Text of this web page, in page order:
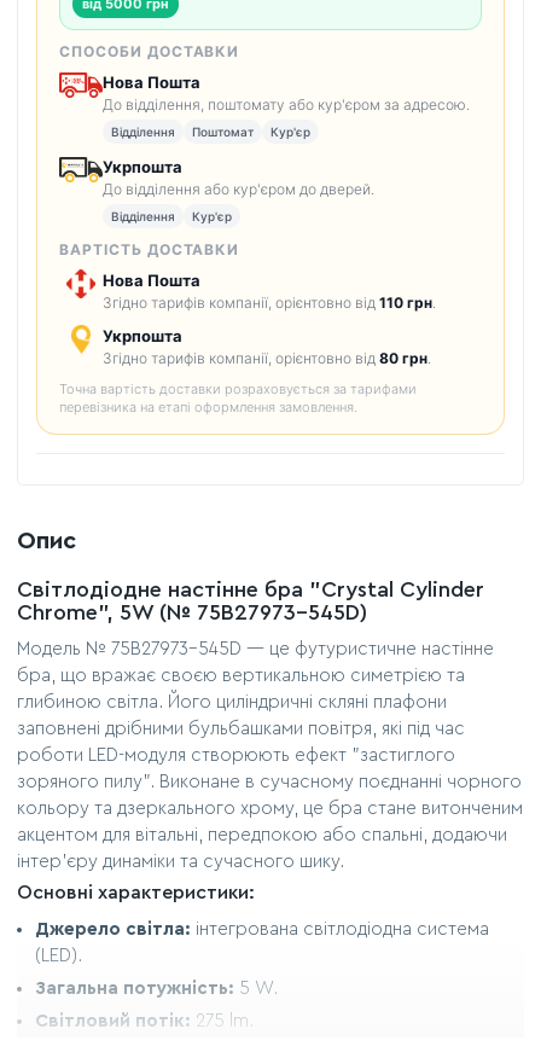
СПОСОБИ ДОСТАВКИ
Нова Пошта
До відділення, поштомату або кур'єром за адресою.
Відділення Поштомат Кур'єр
Укрпошта
До відділення або кур'єром до дверей.
Відділення Кур'єр
ВАРТІСТЬ ДОСТАВКИ
Нова Пошта
Згідно тарифів компанії, орієнтовно від 110 грн
Укрпошта
Згідно тарифів компанії, орієнтовно від 80 грн
Точна вартість доставки розраховується за тарифами
перевізника на етапі оформлення замовлення.
Опис
Світлодіодне настінне бра "Crystal Cylinder
Chrome", 5W (№ 75B27973-545D)
Модель № 75B27973-545D — це футуристичне настінне
бра, що вражає своєю вертикальною симетрією та
глибиною світла. Його циліндричні скляні плафони
заповнені дрібними бульбашками повітря, які під час
роботи LED-модуля створюють ефект "застиглого
зоряного пилу". Виконане в сучасному поєднанні чорного
кольору та дзеркального хрому, це бра стане витонченим
акцентом для вітальні, передпокою або спальні, додаючи
інтер'єру динаміки та сучасного шику.
Основні характеристики:
Джерело світла: інтегрована світлодіодна система
(LED).
Загальна потужність: 5 W.
Світловий потік: 275 lm.